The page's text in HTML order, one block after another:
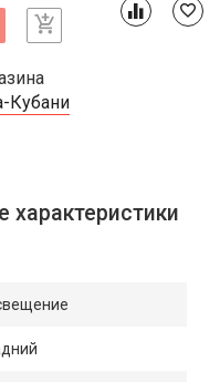
Кубани
характеристики